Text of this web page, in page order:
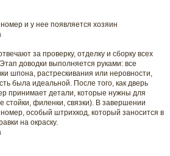
и у нее появляется хозяин
за проверку, отделку и сборку всех
доводки выполняется руками: все
шпона, растрескивания или неровности,
была идеальной. После того, как дверь
принимает детали, которые нужны для
стойки, филенки, связки). В завершении
особый штрихкод, который заносится в
на окраску.